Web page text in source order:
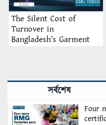
The Silent Cost of
Turnover in
Bangladesh’s Garment
সর্বশেষ
Four